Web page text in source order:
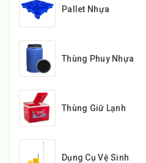
Pallet Nhựa
Thùng Phuy Nhựa
Thùng Giữ Lạnh
Dụng Cụ Vệ Sinh